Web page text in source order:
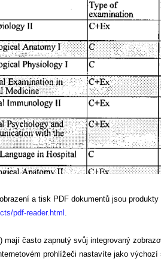
a tisk PDF dokumentů jsou
pdf-reader.html .
mají často zapnutý svůj integrovaný
prohlížeči nastavíte jako